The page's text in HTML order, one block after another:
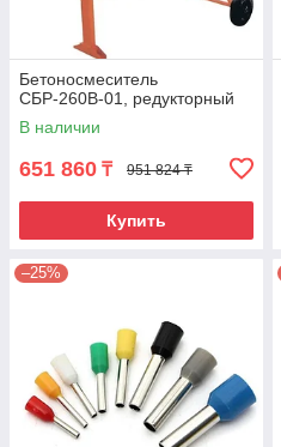
Бетоносмеситель
СБР-260В-01, редукторный
В наличии
651 860 ₸ 951 824 ₸
Купить
–25%